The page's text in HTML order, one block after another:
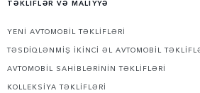
TƏKLİFLƏR VƏ MALİYYƏ
YENİ AVTOMOBİL TƏKLİFLƏRİ
TƏSDİQLƏNMİŞ İKİNCİ ƏL AVTOMOBİL
AVTOMOBİL SAHİBLƏRİNİN TƏKLİFLƏRİ
KOLLEKSİYA TƏKLİFLƏRİ